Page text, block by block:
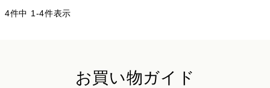
4件中 1-4件表示
お買い物ガイド